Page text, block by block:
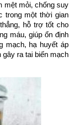
mệt mỏi, chống suy
trong một thời gian
hỗ trợ tốt cho
máu, giúp ổn định
mạch, hạ huyết áp
ra tai biến mạch